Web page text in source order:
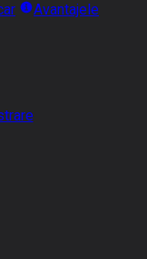
Avantajele